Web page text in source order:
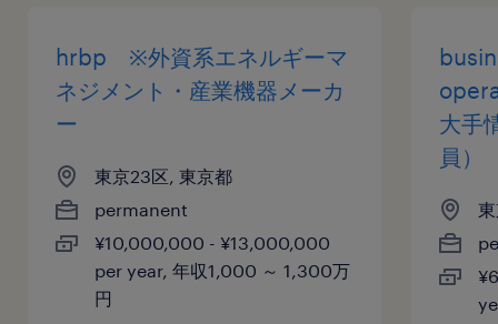
hrbp ※外資系エネルギーマ
ネジメント・産業機器メーカ
ー
東京23区, 東京都
permanent
¥10,000,000 - ¥13,000,000
per year, 年収1,000 ～ 1,300万
円
大手
員）